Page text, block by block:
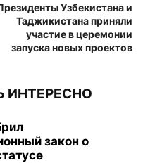
Узбекистана и
Таджикистана приняли
участие в церемонии
запуска новых проектов
ИНТЕРЕСНО
закон о